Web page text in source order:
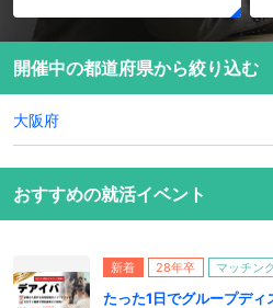
開催中の都道府県から絞り込む
大阪府
おすすめの就活イベント
新着 28年卒 マッチン
たった1日でグループデ